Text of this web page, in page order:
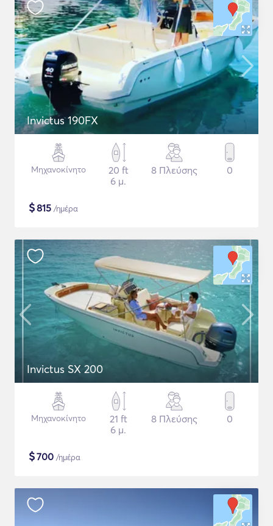
Invictus 190FX
Μηχανοκίνητο
20 ft
6 μ.
8 Πλεύσης 0
$815 /ημέρα
Invictus SX 200
Μηχανοκίνητο
21 ft
6 μ.
8 Πλεύσης 0
$700 /ημέρα